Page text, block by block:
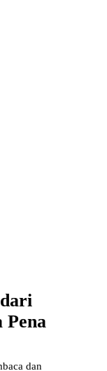
Pena
dan